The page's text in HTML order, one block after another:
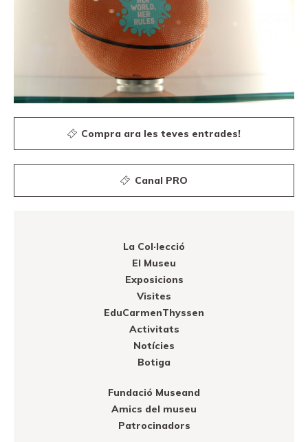
Compra ara les teves entrades!
Canal PRO
La Col·lecció
El Museu
Exposicions
Visites
EduCarmenThyssen
Activitats
Notícies
Botiga
Fundació Museand
Amics del museu
Patrocinadors
Français
Español
Entrades
Canal PRO